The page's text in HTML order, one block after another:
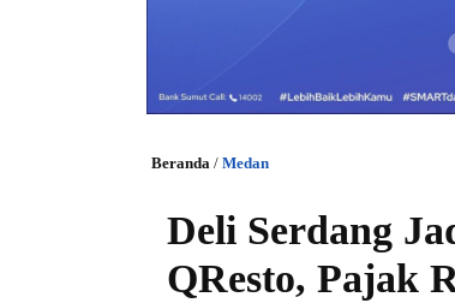
Beranda / Medan
Deli Serdang
QResto, Pajak